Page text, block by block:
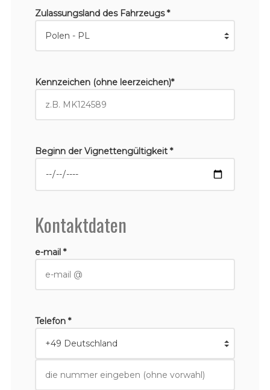
Zulassungsland des Fahrzeugs *
Kennzeichen (ohne leerzeichen)*
Beginn der Vignettengültigkeit *
Kontaktdaten
e-mail *
Telefon *